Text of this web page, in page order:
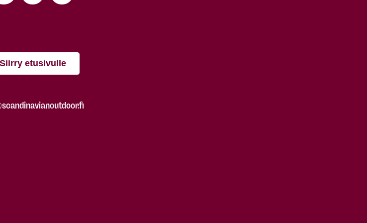
Siirry etusivulle